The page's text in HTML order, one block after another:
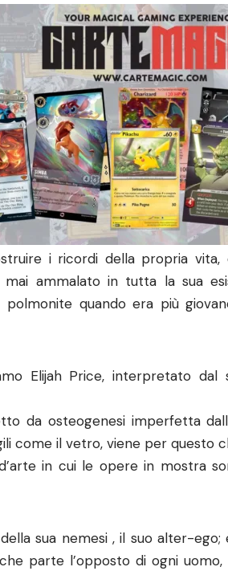
i ricordi della propria vita,
ammalato in tutta la sua
polmonite quando era più
Elijah Price, interpretato dal
da osteogenesi imperfetta
come il vetro, viene per questo
in cui le opere in mostra
sua nemesi , il suo alter-
parte l’opposto di ogni